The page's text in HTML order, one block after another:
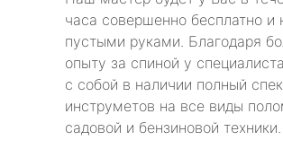
часа совершенно бесплатно и
пустыми руками. Благодаря
опыту за спиной у
с собой в наличии полный
инструметов на все виды
садовой и бензиновой техники.